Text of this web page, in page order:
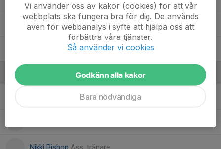
10. Poa Andersson
15. Riley Anderson
Ledare
Andrew StrugnellTränare
Nikki Bishop Ass. tränare
Vi använder oss av kakor (cookies) för att vår
webbplats ska fungera bra för dig. De används
även för webbanalys i syfte att hjälpa oss att
förbättra våra tjänster.
Så använder vi cookies
Godkänn alla kakor
Bara nödvändiga